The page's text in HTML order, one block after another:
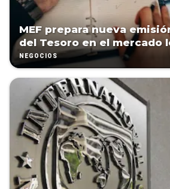
MEF prepara nueva
del Tesoro en el mercado
NEGOCIOS